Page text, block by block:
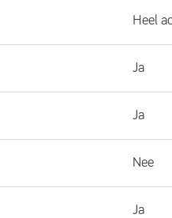
Heel
Ja
Ja
Nee
Ja